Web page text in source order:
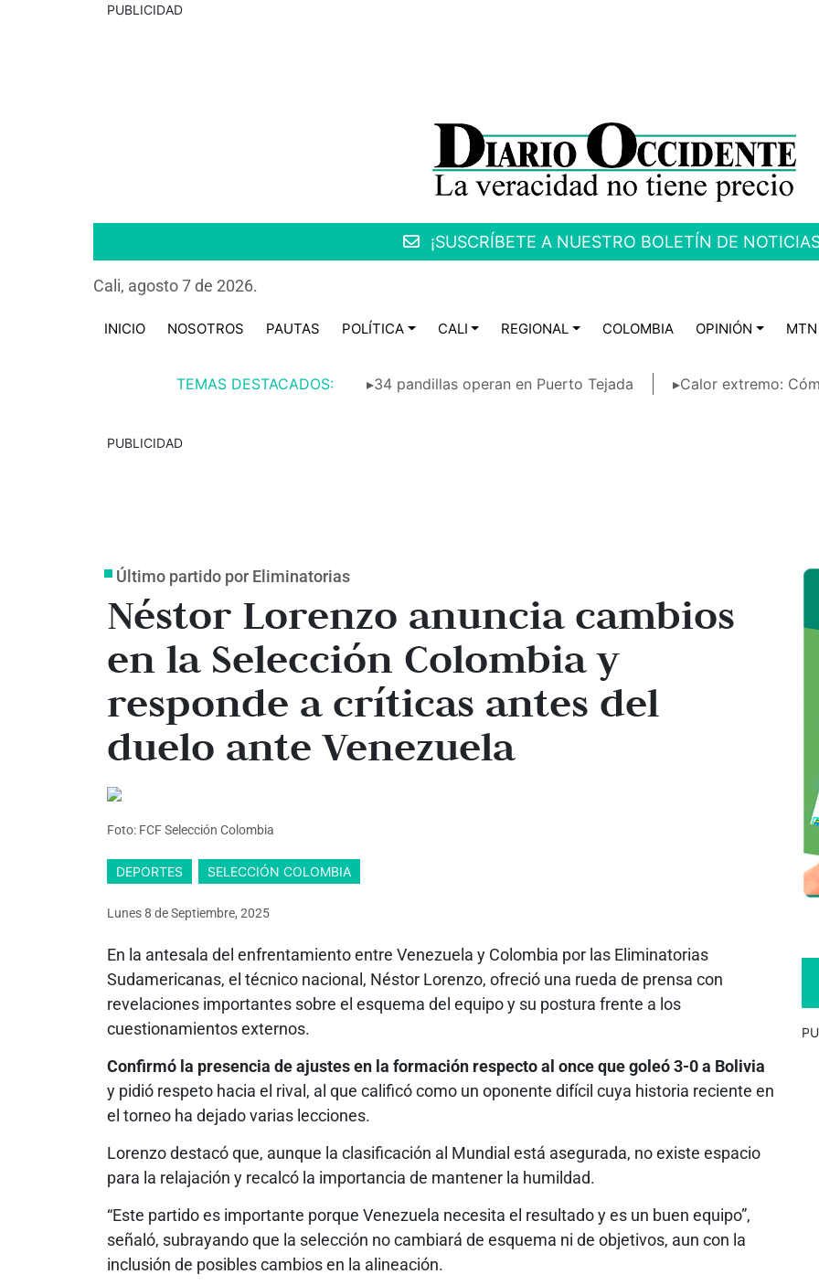
PUBLICIDAD
¡SUSCRÍBETE A NUESTRO BOLETÍN DE
Cali, agosto 7 de 2026.
INICIO NOSOTROS PAUTAS POLÍTICA CALI REGIONAL COLOMBIA OPINIÓN MTN
TEMAS DESTACADOS: ▸34 pandillas operan en Puerto Tejada ▸Calor extremo:
PUBLICIDAD
Último partido por Eliminatorias
Néstor Lorenzo anuncia cambios
en la Selección Colombia y
responde a críticas antes del
duelo ante Venezuela
Foto: FCF Selección Colombia
DEPORTES SELECCIÓN COLOMBIA
Lunes 8 deSeptiembre, 2025
En la antesala del enfrentamiento entre Venezuela y Colombia por las Eliminatorias
Sudamericanas, el técnico nacional, Néstor Lorenzo, ofreció una rueda de prensa con
revelaciones importantes sobre el esquema del equipo y su postura frente a los
cuestionamientos externos.
Confirmó la presencia de ajustes en la formación respecto al once que goleó 3-0 a Bolivia
y pidió respeto hacia el rival, al que calificó como un oponente difícil cuya historia reciente en
el torneo ha dejado varias lecciones.
Lorenzo destacó que, aunque la clasificación al Mundial está asegurada, no existe espacio
para la relajación y recalcó la importancia de mantener la humildad.
“Este partido es importante porque Venezuela necesita el resultado y es un buen equipo”,
señaló, subrayando que la selección no cambiará de esquema ni de objetivos, aun con la
inclusión de posibles cambios en la alineación.